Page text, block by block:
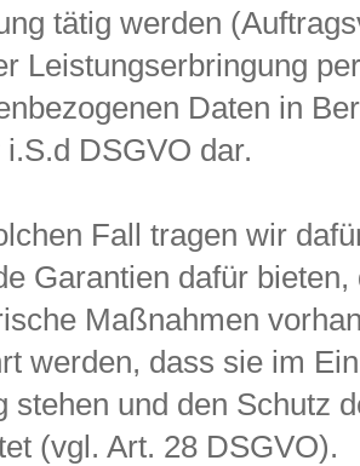
tätig werden
Leistungserbringung
Daten in
DSGVO dar.
Fall tragen wir
Garantien dafür
Maßnahmen
werden, dass sie im
stehen und den Schutz
(vgl. Art. 28 DSGVO).